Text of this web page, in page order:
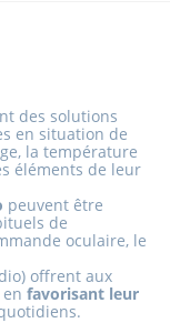
des solutions
en situation de
la température
éléments de leur
peuvent être
de
oculaire, le
offrent aux
en favorisant leur